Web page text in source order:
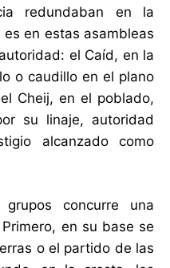
redundaban en la
en estas asambleas
el Caíd, en la
o caudillo en el plano
Cheij, en el poblado,
su linaje, autoridad
alcanzado como
concurre una
en su base se
o el partido de las